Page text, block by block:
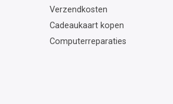
Verzendkosten
Cadeaukaart kopen
Computerreparaties